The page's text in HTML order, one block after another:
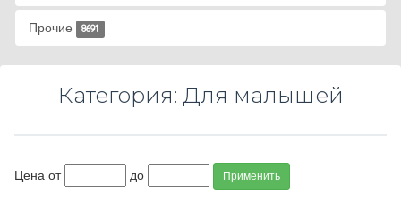
Прочие 8691
Категория: Для малышей
Цена от до Применить